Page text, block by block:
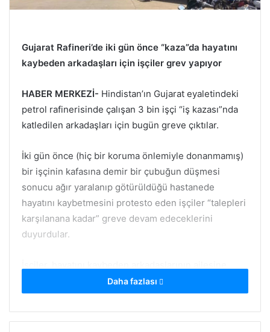
Gujarat Rafineri’de iki gün önce “kaza”da hayatını
kaybeden arkadaşları için işçiler grev yapıyor
HABER MERKEZİ- Hindistan’ın Gujarat eyaletindeki
petrol rafinerisinde çalışan 3 bin işçi “iş kazası”nda
katledilen arkadaşları için bugün greve çıktılar.
İki gün önce (hiç bir koruma önlemiyle donanmamış)
bir işçinin kafasına demir bir çubuğun düşmesi
sonucu ağır yaralanıp götürüldüğü hastanede
hayatını kaybetmesini protesto eden işçiler “talepleri
karşılanana kadar” greve devam edeceklerini
duyurdular.
derhal tazminat ödenmesini ve iş güvenliği için
gerekli önlemlerin alınmasını istiyorlar.
Daha fazlası